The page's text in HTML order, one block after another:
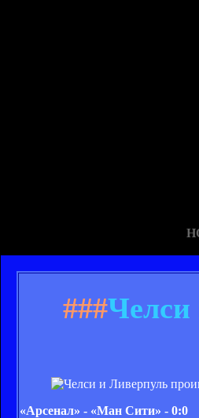
###Челси
«Арсенал» - «Ман Сити» - 0:0